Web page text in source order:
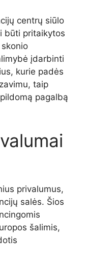
centrų siūlo
būti pritaikytos
įdarbinti
kurie padės
taip
pagalbą
privalumus,
salės. Šios
šalimis,